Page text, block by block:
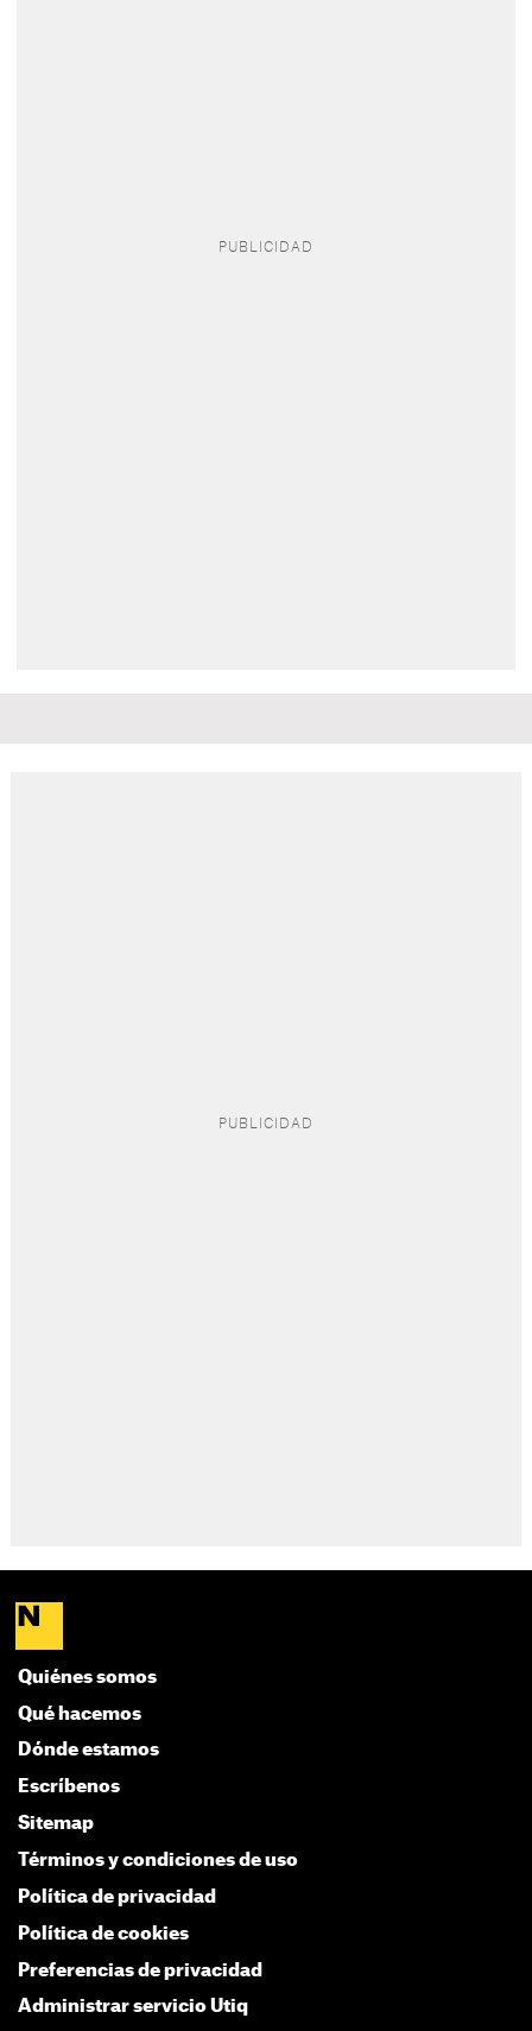
Quiénes somos
Qué hacemos
Dónde estamos
Escríbenos
Sitemap
Términos y condiciones de uso
Política de privacidad
Política de cookies
Preferencias de privacidad
Administrar servicio Utiq